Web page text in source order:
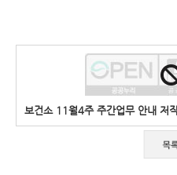
보건소 11월4주 주간업무 안내 저